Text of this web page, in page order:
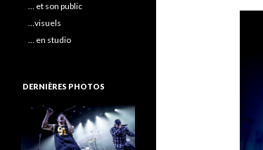
… et son public
…visuels
… en studio
DERNIÈRES PHOTOS